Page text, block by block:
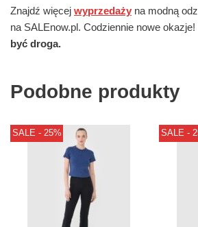
Znajdź więcej wyprzedaży na modną
na SALEnow.pl. Codziennie nowe okazje!
być droga.
Podobne produkty
SALE - 25% SALE -